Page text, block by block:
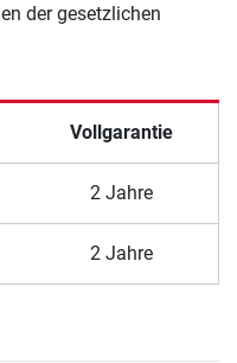
der gesetzlichen
Vollgarantie
2 Jahre
2 Jahre